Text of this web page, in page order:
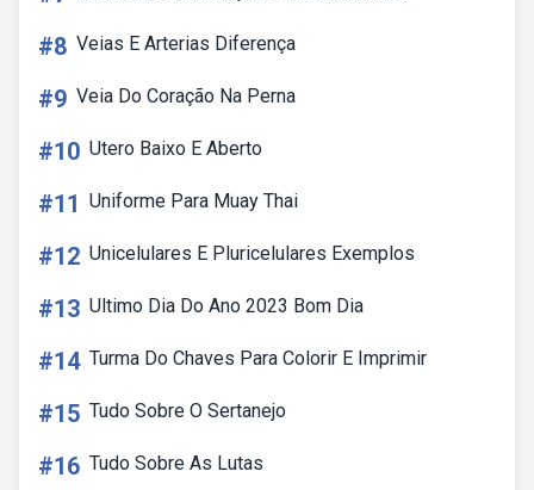
#8 Veias E Arterias Diferença
#9 Veia Do Coração Na Perna
#10 Utero Baixo E Aberto
#11 Uniforme Para Muay Thai
#12 Unicelulares E Pluricelulares Exemplos
#13 Ultimo Dia Do Ano 2023 Bom Dia
#14 Turma Do Chaves Para Colorir E Imprimir
#15 Tudo Sobre O Sertanejo
#16 Tudo Sobre As Lutas